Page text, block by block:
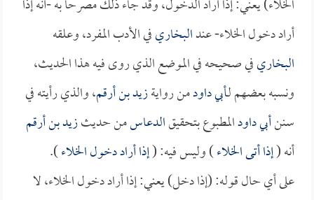
الخلاء) يعني: إذا أراد الدخول، وقد جاء ذلك مصرحاً به -أنه إذا
أراد دخول الخلاء- عندالبخاريفي الأدب المفرد، وعلقه
البخاريفي صحيحه في الموضع الذي روى فيه هذا الحديث،
ونسبه بعضهم لـأبي داودمن روايةزيد بن أرقم، والذي رأيته في
سننأبي داودالمطبوع بتحقيقالدعاسمن حديثزيد بن أرقم
أنه (إذا أتى الخلاء) وليس فيه: (إذا أراد دخول الخلاء).
على أي حال قوله: (إذا دخل) يعني: إذا أراد دخول الخلاء، لا